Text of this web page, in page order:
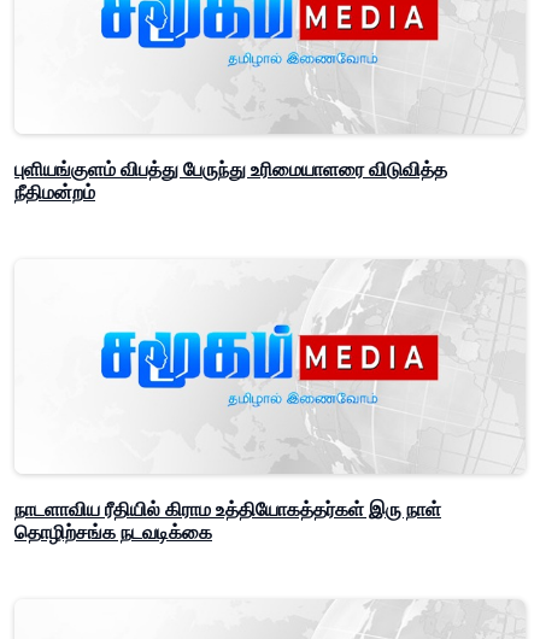
புளியங்குளம் விபத்து பேருந்து உரிமையாளரை விடுவித்த
நீதிமன்றம்
நாடளாவிய ரீதியில் கிராம உத்தியோகத்தர்கள் இரு நாள்
தொழிற்சங்க நடவடிக்கை